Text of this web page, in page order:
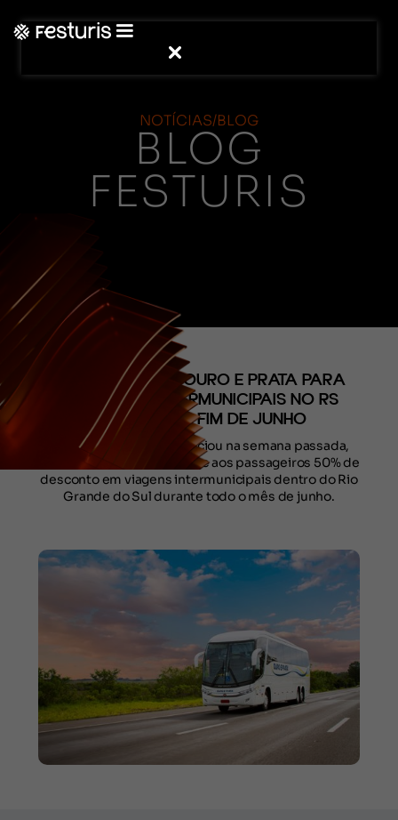
NOTÍCIAS/BLOG
BLOG
FESTURIS
(CONTEÚDO)
DESCONTOS DA OURO E PRATA PARA
PASSAGENS INTERMUNICIPAIS NO RS
SEGUE ATÉ O FIM DE JUNHO
A Viação Ouro e Prata iniciou na semana passada,
uma campanha que oferece aos passageiros 50% de
desconto em viagens intermunicipais dentro do Rio
Grande do Sul durante todo o mês de junho.